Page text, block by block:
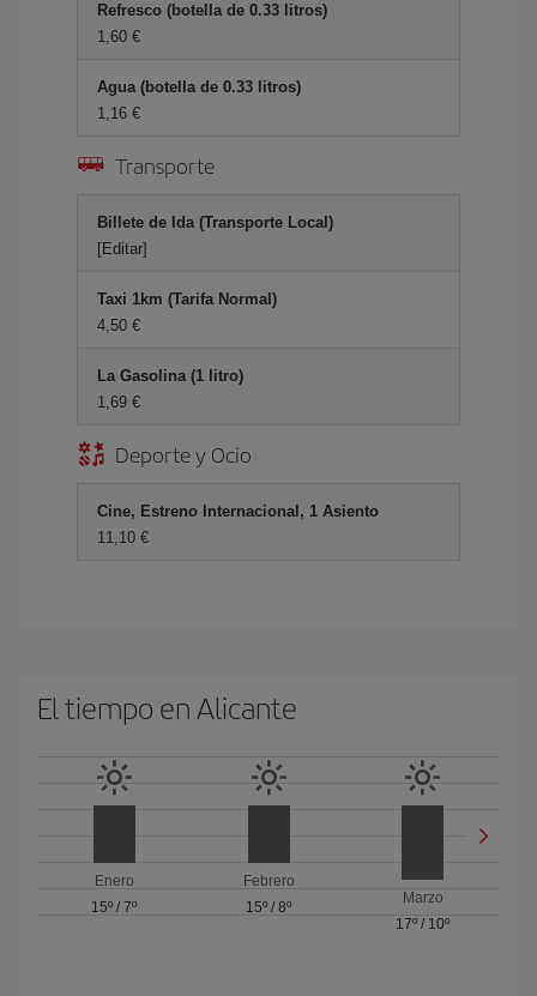
Refresco (botella de 0.33 litros)
1,60 €
Agua (botella de 0.33 litros)
1,16 €
Transporte
Billete de Ida (Transporte Local)
[Editar]
Taxi 1km (Tarifa Normal)
4,50 €
La Gasolina (1 litro)
1,69 €
Deporte y Ocio
Cine, Estreno Internacional, 1 Asiento
11,10 €
El tiempo en Alicante
Enero
15º /7º
Febrero
15º / 8º
Marzo
17º / 10º